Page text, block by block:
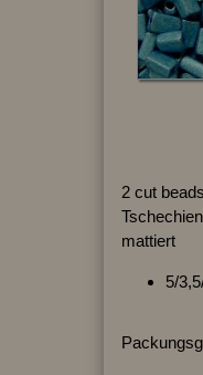
2 cut
mattiert
5/